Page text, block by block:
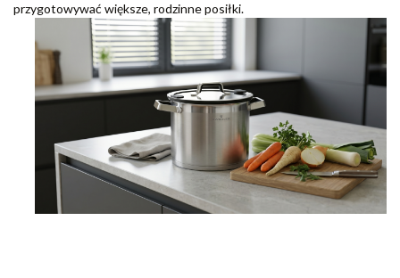
przygotowywać większe, rodzinne posiłki.